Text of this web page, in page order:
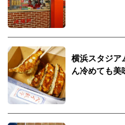
横浜スタジア
ん冷めても美